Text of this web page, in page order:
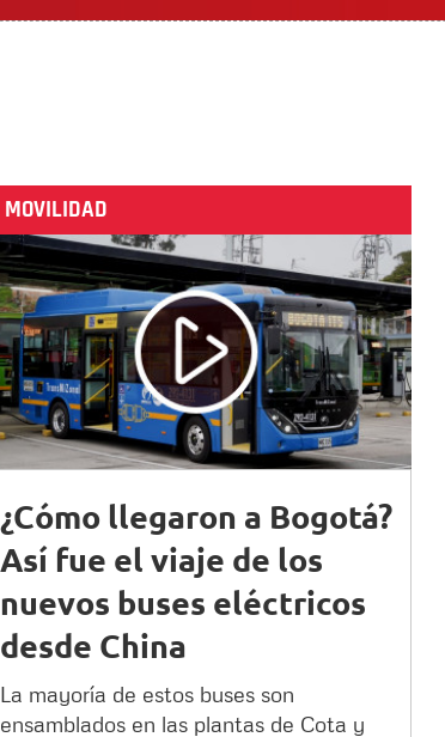
MOVILIDAD
¿Cómo llegaron a Bogotá?
Así fue el viaje de los
nuevos buses eléctricos
desde China
La mayoría de estos buses son
ensamblados en las plantas de Cota y